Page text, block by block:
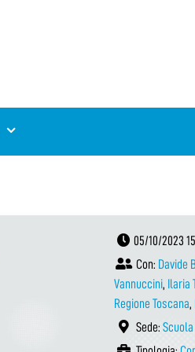
05/10/2023
Con: Davide
Vannuccini, Ilaria
Regione Toscana,
Sede: